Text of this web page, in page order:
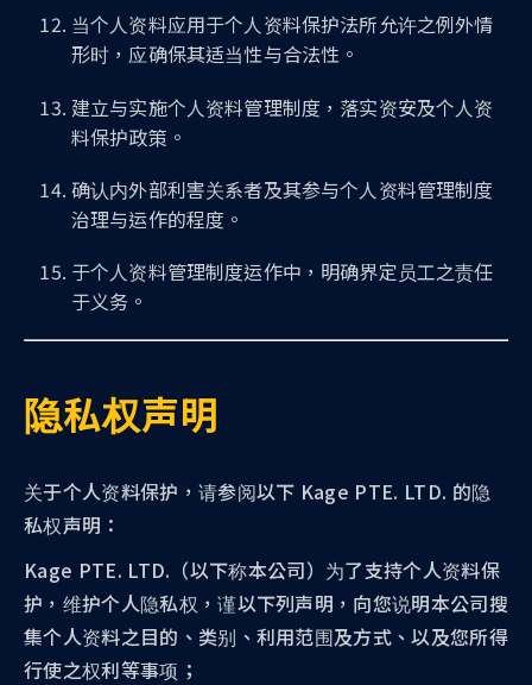
当个人资料应用于个人资料保护法所允许之例外情
形时，应确保其适当性与合法性。
建立与实施个人资料管理制度，落实资安及个人资
料保护政策。
确认内外部利害关系者及其参与个人资料管理制度
治理与运作的程度。
于个人资料管理制度运作中，明确界定员工之责任
于义务。
隐私权声明
关于个人资料保护，请参阅以下 Kage PTE. LTD. 的隐
私权声明：
Kage PTE. LTD.（以下称本公司）为了支持个人资料保
护，维护个人隐私权，谨以下列声明，向您说明本公司搜
集个人资料之目的、类别、利用范围及方式、以及您所得
行使之权利等事项；